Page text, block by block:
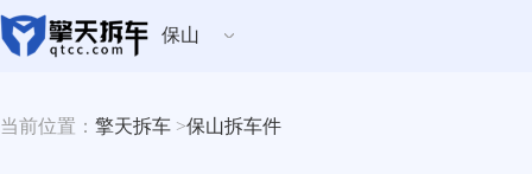
保山
当前位置： 擎天拆车 >保山拆车件